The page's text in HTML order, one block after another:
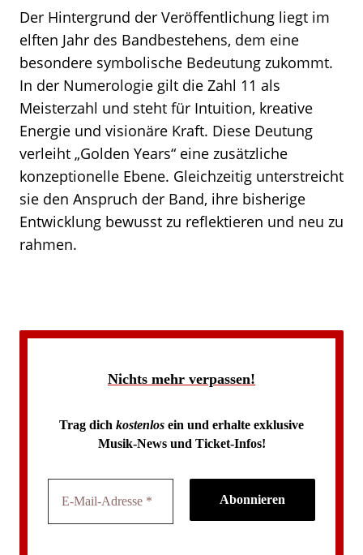
Der Hintergrund der Veröffentlichung liegt im
elften Jahr des Bandbestehens, dem eine
besondere symbolische Bedeutung zukommt.
In der Numerologie gilt die Zahl 11 als
Meisterzahl und steht für Intuition, kreative
Energie und visionäre Kraft. Diese Deutung
verleiht „Golden Years“ eine zusätzliche
konzeptionelle Ebene. Gleichzeitig unterstreicht
sie den Anspruch der Band, ihre bisherige
Entwicklung bewusst zu reflektieren und neu zu
rahmen.
Nichts mehr verpassen!
Trag dich kostenlos ein und erhalte exklusive
Musik-News und Ticket-Infos!